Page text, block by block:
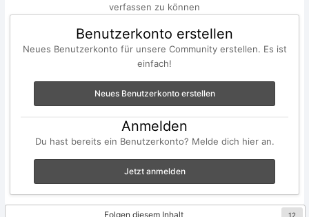
verfassen zu können
Benutzerkonto erstellen
Neues Benutzerkonto für unsere Community erstellen. Es ist
einfach!
Neues Benutzerkonto erstellen
Anmelden
Du hast bereits ein Benutzerkonto? Melde dich hier an.
Jetzt anmelden
Folgen diesem Inhalt 12